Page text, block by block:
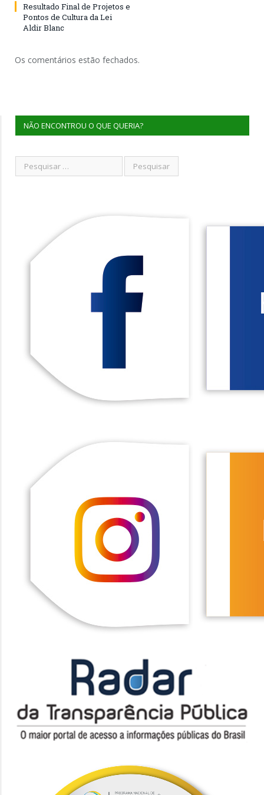
Resultado Final de Projetos e
Pontos de Cultura da Lei
Aldir Blanc
Os comentários estão fechados.
NÃO ENCONTROU O QUE QUERIA?